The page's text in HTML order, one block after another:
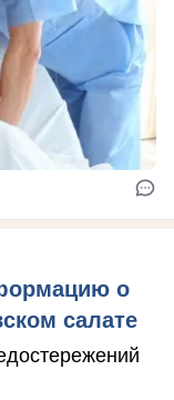
о
салате